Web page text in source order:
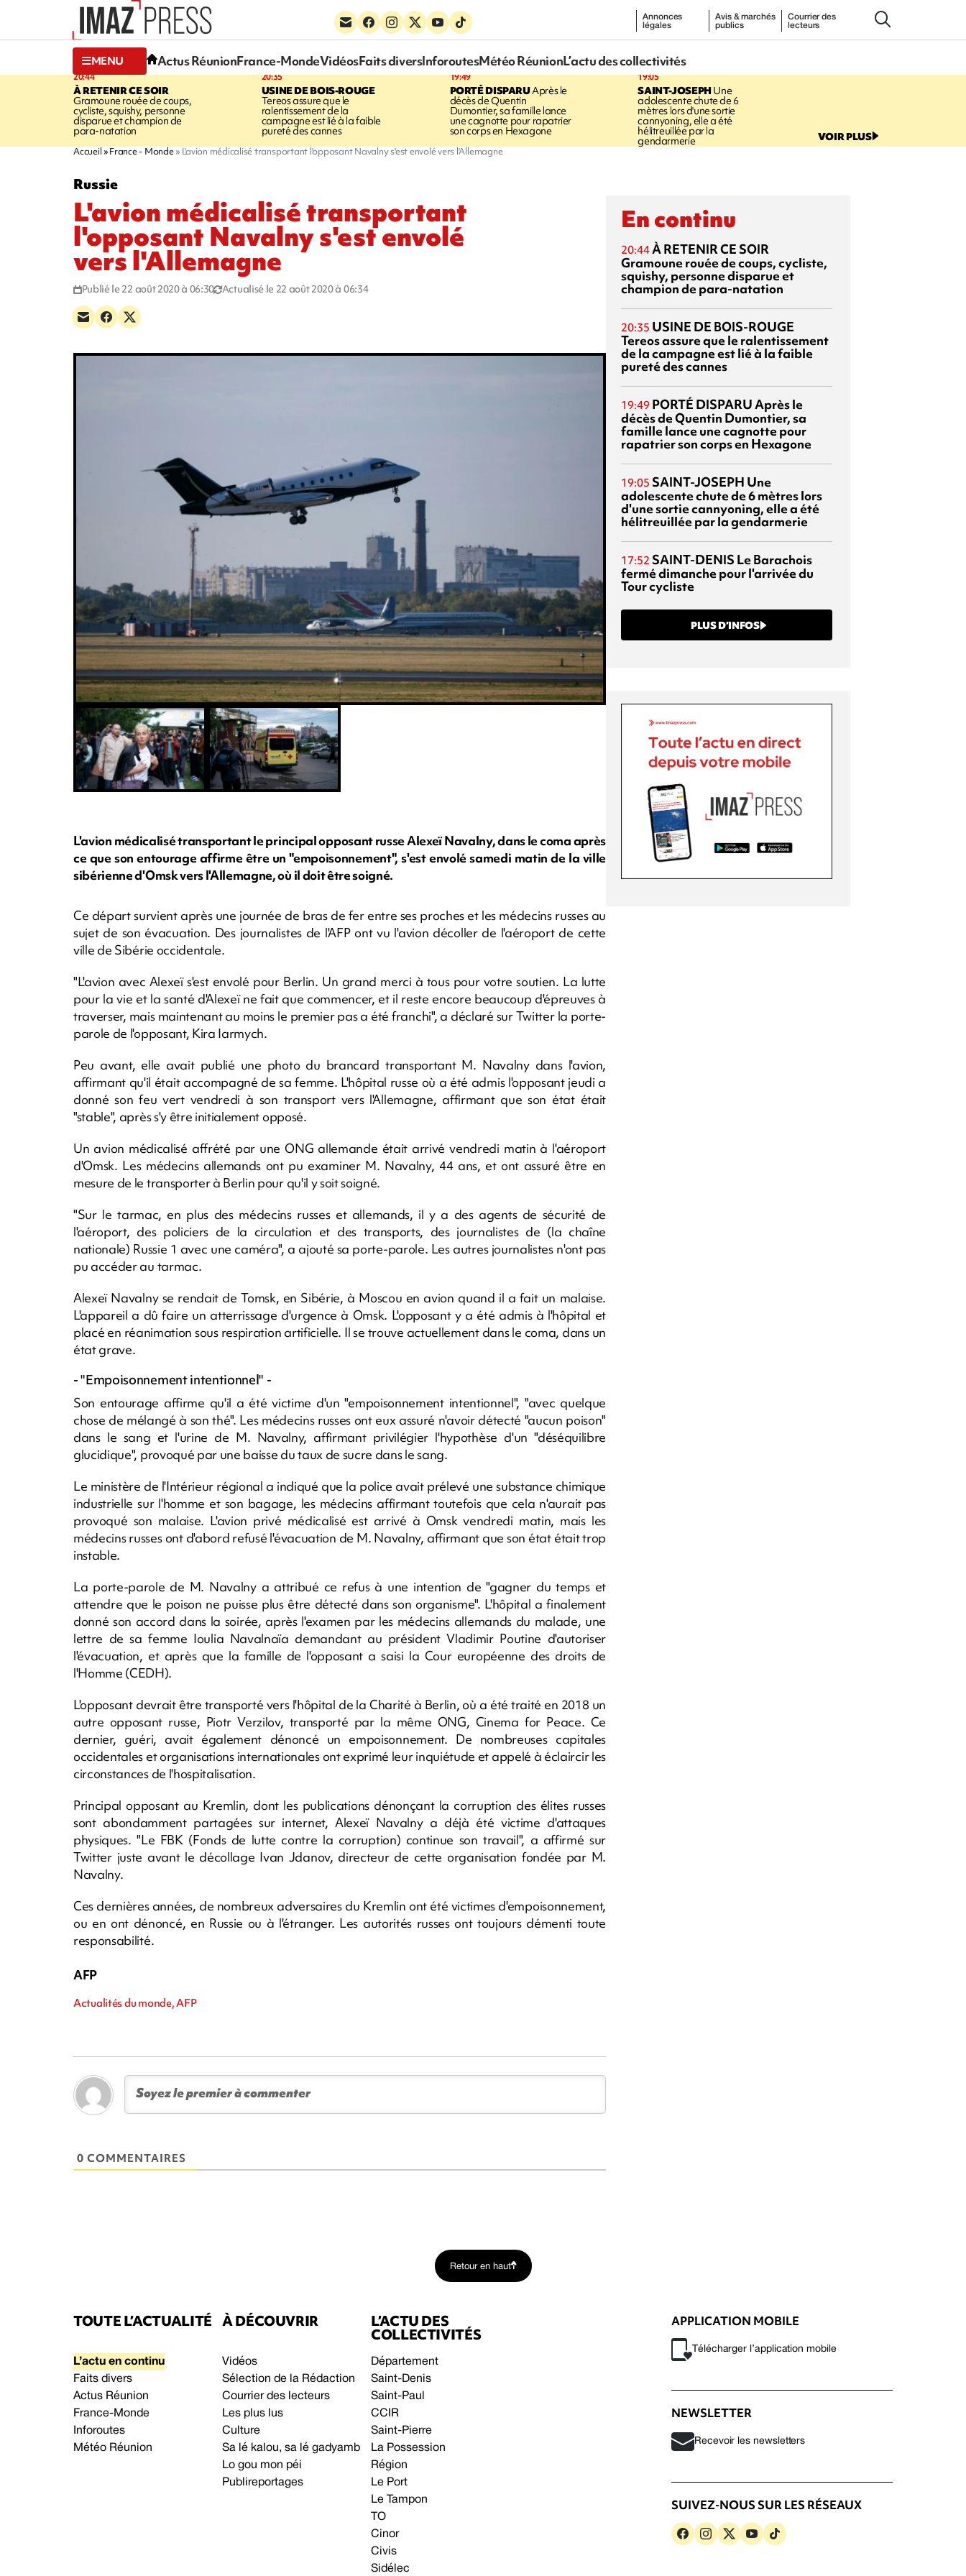
Annonces
légales
Avis & marchés
publics
Courrier des
lecteurs
MENU Actus RéunionFrance-MondeVidéosFaits diversInforoutesMétéo RéunionL’actu des collectivités
20:44
À RETENIR CE SOIR
Gramoune rouée de coups,
cycliste, squishy, personne
disparue et champion de
para-natation
20:35
USINE DE BOIS-ROUGE
Tereos assure que le
ralentissement de la
campagne est lié à la faible
pureté des cannes
19:49
PORTÉ DISPARUAprès le
décès de Quentin
Dumontier, sa famille lance
une cagnotte pour rapatrier
son corps en Hexagone
19:05
SAINT-JOSEPHUne
adolescente chute de 6
mètres lors d'une sortie
cannyoning, elle a été
hélitreuillée par la
gendarmerie VOIR PLUS
Accueil France - Monde L'avion médicalisé transportant l'opposant Navalny s'est envolé vers l'Allemagne
Russie
L'avion médicalisé transportant
l'opposant Navalny s'est envolé
vers l'Allemagne
Publié le 22 août 2020 à 06:30 Actualisé le 22 août 2020 à 06:34
L'avion médicalisé transportant le principal opposant russe Alexeï Navalny, dans le coma après
ce que son entourage affirme être un "empoisonnement", s'est envolé samedi matin de la ville
sibérienne d'Omsk vers l'Allemagne, où il doit être soigné.
Ce départ survient après une journée de bras de fer entre ses proches et les médecins russes au
sujet de son évacuation. Des journalistes de l'AFP ont vu l'avion décoller de l'aéroport de cette
ville de Sibérie occidentale.
"L'avion avec Alexeï s'est envolé pour Berlin. Un grand merci à tous pour votre soutien. La lutte
pour la vie et la santé d'Alexeï ne fait que commencer, et il reste encore beaucoup d'épreuves à
traverser, mais maintenant au moins le premier pas a été franchi", a déclaré sur Twitter la porte-
parole de l'opposant, Kira Iarmych.
Peu avant, elle avait publié une photo du brancard transportant M. Navalny dans l'avion,
affirmant qu'il était accompagné de sa femme. L'hôpital russe où a été admis l'opposant jeudi a
donné son feu vert vendredi à son transport vers l'Allemagne, affirmant que son état était
"stable", après s'y être initialement opposé.
Un avion médicalisé affrété par une ONG allemande était arrivé vendredi matin à l'aéroport
d'Omsk. Les médecins allemands ont pu examiner M. Navalny, 44 ans, et ont assuré être en
mesure de le transporter à Berlin pour qu'il y soit soigné.
"Sur le tarmac, en plus des médecins russes et allemands, il y a des agents de sécurité de
l'aéroport, des policiers de la circulation et des transports, des journalistes de (la chaîne
nationale) Russie 1 avec une caméra", a ajouté sa porte-parole. Les autres journalistes n'ont pas
pu accéder au tarmac.
Alexeï Navalny se rendait de Tomsk, en Sibérie, à Moscou en avion quand il a fait un malaise.
L'appareil a dû faire un atterrissage d'urgence à Omsk. L'opposant y a été admis à l'hôpital et
placé en réanimation sous respiration artificielle. Il se trouve actuellement dans le coma, dans un
état grave.
- "Empoisonnement intentionnel" -
Son entourage affirme qu'il a été victime d'un "empoisonnement intentionnel", "avec quelque
chose de mélangé à son thé". Les médecins russes ont eux assuré n'avoir détecté "aucun poison"
dans le sang et l'urine de M. Navalny, affirmant privilégier l'hypothèse d'un "déséquilibre
glucidique", provoqué par une baisse du taux de sucre dans le sang.
Le ministère de l'Intérieur régional a indiqué que la police avait prélevé une substance chimique
industrielle sur l'homme et son bagage, les médecins affirmant toutefois que cela n'aurait pas
provoqué son malaise. L'avion privé médicalisé est arrivé à Omsk vendredi matin, mais les
médecins russes ont d'abord refusé l'évacuation de M. Navalny, affirmant que son état était trop
instable.
La porte-parole de M. Navalny a attribué ce refus à une intention de "gagner du temps et
attendre que le poison ne puisse plus être détecté dans son organisme". L'hôpital a finalement
donné son accord dans la soirée, après l'examen par les médecins allemands du malade, une
lettre de sa femme Ioulia Navalnaïa demandant au président Vladimir Poutine d'autoriser
l'évacuation, et après que la famille de l'opposant a saisi la Cour européenne des droits de
l'Homme (CEDH).
L'opposant devrait être transporté vers l'hôpital de la Charité à Berlin, où a été traité en 2018 un
autre opposant russe, Piotr Verzilov, transporté par la même ONG, Cinema for Peace. Ce
dernier, guéri, avait également dénoncé un empoisonnement. De nombreuses capitales
occidentales et organisations internationales ont exprimé leur inquiétude et appelé à éclaircir les
circonstances de l'hospitalisation.
Principal opposant au Kremlin, dont les publications dénonçant la corruption des élites russes
sont abondamment partagées sur internet, Alexeï Navalny a déjà été victime d'attaques
physiques. "Le FBK (Fonds de lutte contre la corruption) continue son travail", a affirmé sur
Twitter juste avant le décollage Ivan Jdanov, directeur de cette organisation fondée par M.
Navalny.
Ces dernières années, de nombreux adversaires du Kremlin ont été victimes d'empoisonnement,
ou en ont dénoncé, en Russie ou à l'étranger. Les autorités russes ont toujours démenti toute
responsabilité.
AFP
Actualités du monde, AFP
0 COMMENTAIRES
En continu
20:44À RETENIR CE SOIR
Gramoune rouée de coups, cycliste,
squishy, personne disparue et
champion de para-natation
20:35 USINE DE BOIS-ROUGE
Tereos assure que le ralentissement
de la campagne est lié à la faible
pureté des cannes
19:49 PORTÉ DISPARUAprès le
décès de Quentin Dumontier, sa
famille lance une cagnotte pour
rapatrier son corps en Hexagone
19:05 SAINT-JOSEPH Une
adolescente chute de 6 mètres lors
d'une sortie cannyoning, elle a été
hélitreuillée par la gendarmerie
17:52 SAINT-DENIS Le Barachois
fermé dimanche pour l'arrivée du
Tour cycliste
PLUS D’INFOS
Retour en haut
TOUTE L’ACTUALITÉ
L’actu en continu
Faits divers
Actus Réunion
France-Monde
Inforoutes
Météo Réunion
À DÉCOUVRIR
Vidéos
Sélection de la Rédaction
Courrier des lecteurs
Les plus lus
Culture
Sa lé kalou, sa lé gadyamb
Lo gou mon péi
Publireportages
L’ACTU DES
COLLECTIVITÉS
Département
Saint-Denis
Saint-Paul
CCIR
Saint-Pierre
La Possession
Région
Le Port
Le Tampon
TO
Cinor
Civis
Sidélec
APPLICATION MOBILE
Télécharger l’application mobile
NEWSLETTER
Recevoir les newsletters
SUIVEZ-NOUS SUR LES RÉSEAUX